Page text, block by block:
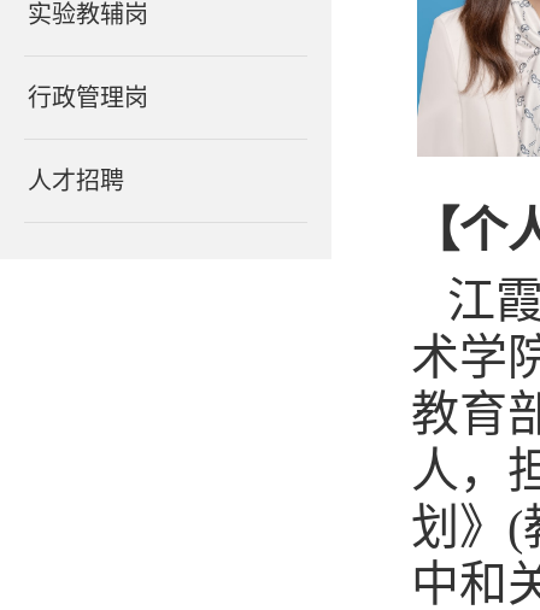
实验教辅岗
行政管理岗
人才招聘
【个
江
术学
教育
人，
划》(
中和